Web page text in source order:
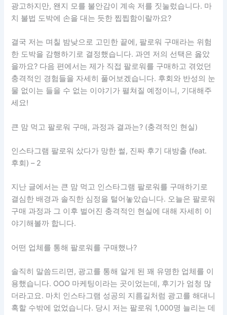
광고하지만, 왠지 모를 불안감이 계속 저를 짓눌렀습니다. 마
치 불법 도박에 손을 대는 듯한 찝찝함이랄까요?
결국 저는 며칠 밤낮으로 고민한 끝에, 팔로워 구매라는 위험
한 도박을 감행하기로 결정했습니다. 과연 저의 선택은 옳았
을까요? 다음 편에서는 제가 직접 팔로워를 구매하고 겪었던
충격적인 경험들을 자세히 풀어보겠습니다. 후회와 반성의 눈
물 없이는 들을 수 없는 이야기가 펼쳐질 예정이니, 기대해주
세요!
큰 맘 먹고 팔로워 구매, 과정과 결과는? (충격적인 현실)
인스타그램 팔로워 샀다가 망한 썰, 진짜 후기 대방출 (feat.
후회) – 2
지난 글에서는 큰 맘 먹고 인스타그램 팔로워를 구매하기로
결심한 배경과 솔직한 심정을 털어놓았습니다. 오늘은 팔로워
구매 과정과 그 이후 벌어진 충격적인 현실에 대해 자세히 이
야기해볼까 합니다.
어떤 업체를 통해 팔로워를 구매했나?
솔직히 말씀드리면, 광고를 통해 알게 된 꽤 유명한 업체를 이
용했습니다. OOO 마케팅이라는 곳이었는데, 후기가 엄청 많
더라고요. 마치 인스타그램 성공의 지름길처럼 광고를 해대니
혹할 수밖에 없었습니다. 당시 저는 팔로워 1,000명 늘리는 데